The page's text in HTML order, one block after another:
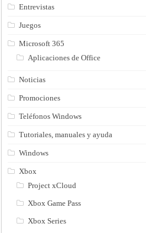
Entrevistas
Juegos
Microsoft 365
Aplicaciones de Office
Noticias
Promociones
Teléfonos Windows
Tutoriales, manuales y ayuda
Windows
Xbox
Project xCloud
Xbox Game Pass
Xbox Series